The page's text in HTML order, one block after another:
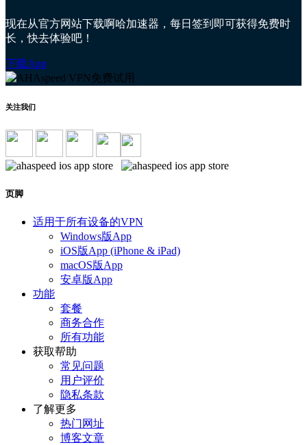
现在从官方网站下载啊哈加速器，每日签到即可获得免费时
长，快去体验吧！
下载App
关注我们
页脚
适用于所有设备的VPN
Windows版App
iOS版App (iPhone & iPad)
macOS版App
安卓版App
功能
套餐
商务合作
所有功能
获取帮助
常见问题
用户评价
隐私条款
了解更多
热门网址
博客文章